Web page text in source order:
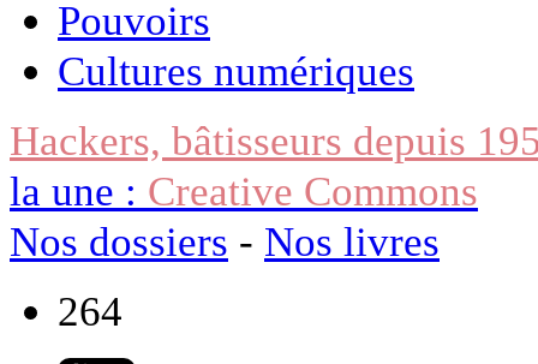
Pouvoirs
Cultures numériques
Hackers, bâtisseurs depuis
la une : Creative Commons
Nos dossiers - Nos livres
264